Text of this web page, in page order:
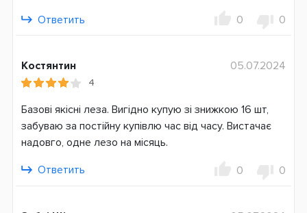
Ответить
0 0
Костянтин
4
05.07.2024
Базові якісні леза. Вигідно купую зі знижкою 16 шт,
забуваю за постійну купівлю час від часу. Вистачає
надовго, одне лезо на місяць.
Ответить
0 0